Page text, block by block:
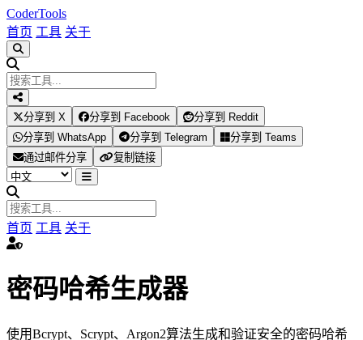
CoderTools
首页 工具 关于
分享到 X 分享到 Facebook
分享到 Reddit
分享到 WhatsApp
分享到 Telegram
分享到 Teams
通过邮件分享
复制链接
首页 工具 关于
密码哈希生成器
使用Bcrypt、Scrypt、Argon2算法生成和验证安全的密码哈希